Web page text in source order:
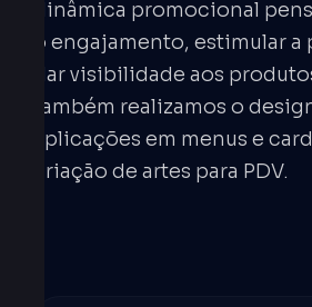
dinâmica promocional
o engajamento, estimular
dar visibilidade aos
também realizamos o
aplicações em menus e
criação de artes para PDV.